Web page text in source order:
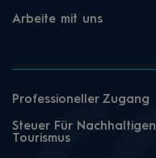
Arbeite mit uns
Professioneller Zugang
Steuer Für Nachhaltigen
Tourismus